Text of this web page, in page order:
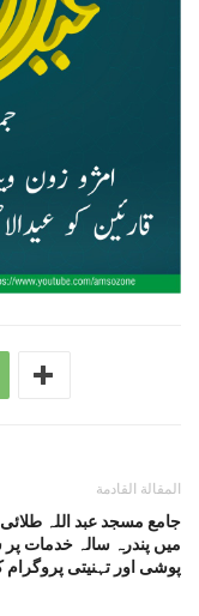
المقالة القادمة
جامع مسجد عبد اللہ
میں پندرہ سالہ خدمات
پوشی اور تہنیتی پروگرام